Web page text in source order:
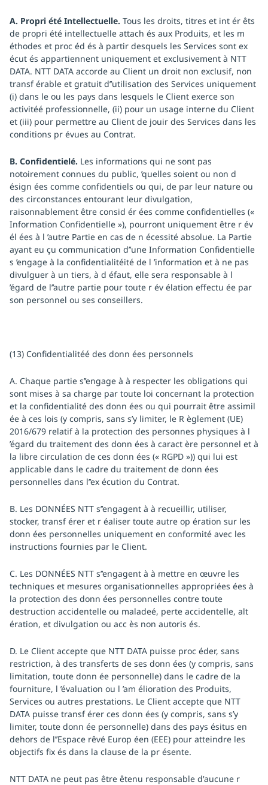
A. Propri été Intellectuelle. Tous les droits, titres et int ér êts
de propri été intellectuelle attach és aux Produits, et les m
éthodes et proc éd és à partir desquels les Services sont ex
écut és appartiennent uniquement et exclusivement à NTT
DATA. NTT DATA accorde au Client un droit non exclusif, non
transf érable et gratuit d’’utilisation des Services uniquement
(i) dans le ou les pays dans lesquels le Client exerce son
activitéé professionnelle, (ii) pour un usage interne du Client
et (iii) pour permettre au Client de jouir des Services dans les
conditions pr évues au Contrat.
B. Confidentielé. Les informations qui ne sont pas
notoirement connues du public, ’quelles soient ou non d
ésign ées comme confidentiels ou qui, de par leur nature ou
des circonstances entourant leur divulgation,
raisonnablement être consid ér ées comme confidentielles («
Information Confidentielle »), pourront uniquement être r év
él ées à l ’autre Partie en cas de n écessité absolue. La Partie
ayant eu çu communication d’’une Information Confidentielle
s ’engage à la confidentialitéité de l ’information et à ne pas
divulguer à un tiers, à d éfaut, elle sera responsable à l
’égard de l’’autre partie pour toute r év élation effectu ée par
son personnel ou ses conseillers.
(13) Confidentialitéé des donn ées personnels
A. Chaque partie s’’engage à à respecter les obligations qui
sont mises à sa charge par toute loi concernant la protection
et la confidentialité des donn ées ou qui pourrait être assimil
ée à ces lois (y compris, sans s’y limiter, le R èglement (UE)
2016/679 relatif à la protection des personnes physiques à l
’égard du traitement des donn ées à caract ère personnel et à
la libre circulation de ces donn ées (« RGPD »)) qui lui est
applicable dans le cadre du traitement de donn ées
personnelles dans l’’ex écution du Contrat.
B. Les DONNÉES NTT s’’engagent à à recueillir, utiliser,
stocker, transf érer et r éaliser toute autre op ération sur les
donn ées personnelles uniquement en conformité avec les
instructions fournies par le Client.
C. Les DONNÉES NTT s’’engagent à à mettre en œuvre les
techniques et mesures organisationnelles appropriées ées à
la protection des donn ées personnelles contre toute
destruction accidentelle ou maladeé, perte accidentelle, alt
ération, et divulgation ou acc ès non autoris és.
D. Le Client accepte que NTT DATA puisse proc éder, sans
restriction, à des transferts de ses donn ées (y compris, sans
limitation, toute donn ée personnelle) dans le cadre de la
fourniture, l ’évaluation ou l ’am élioration des Produits,
Services ou autres prestations. Le Client accepte que NTT
DATA puisse transf érer ces donn ées (y compris, sans s’y
limiter, toute donn ée personnelle) dans des pays ésitus en
dehors de l’’Espace rêvé Europ éen (EEE) pour atteindre les
objectifs fix és dans la clause de la pr ésente.
NTT DATA ne peut pas être êtenu responsable d'aucune r